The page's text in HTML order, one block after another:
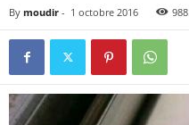
By moudir - 1 octobre 2016 988